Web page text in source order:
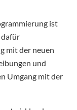
ist
mit der neuen
und
Umgang mit der